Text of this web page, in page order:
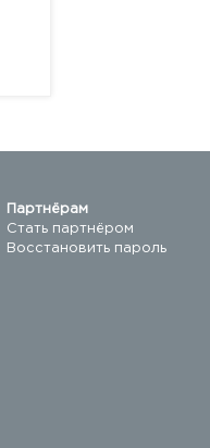
Партнёрам
Стать партнёром
Восстановить пароль